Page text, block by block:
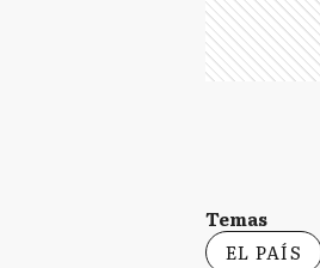
Temas
EL PAÍS